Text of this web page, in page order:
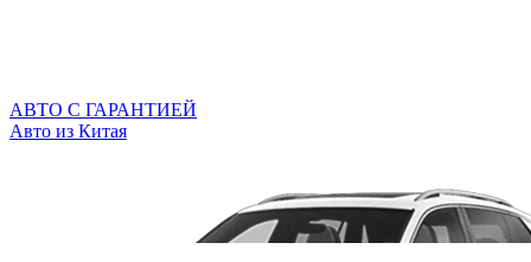
АВТО С ГАРАНТИЕЙ
Авто из Китая